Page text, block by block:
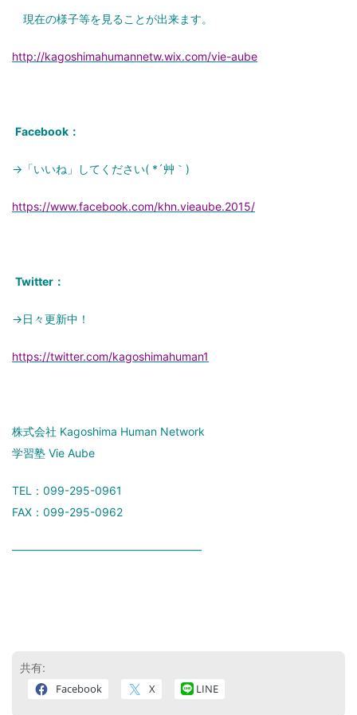
現在の様子等を見ることが出来ます。
http://kagoshimahumannetw.wix.com/vie-aube
Facebook：
→「いいね」してください( *´艸｀)
https://www.facebook.com/khn.vieaube.2015/
Twitter：
→日々更新中！
https://twitter.com/kagoshimahuman1
株式会社 Kagoshima Human Network
学習塾 Vie Aube
TEL：099-295-0961
FAX：099-295-0962
―――――――――――――――――
共有:
Facebook X LINE